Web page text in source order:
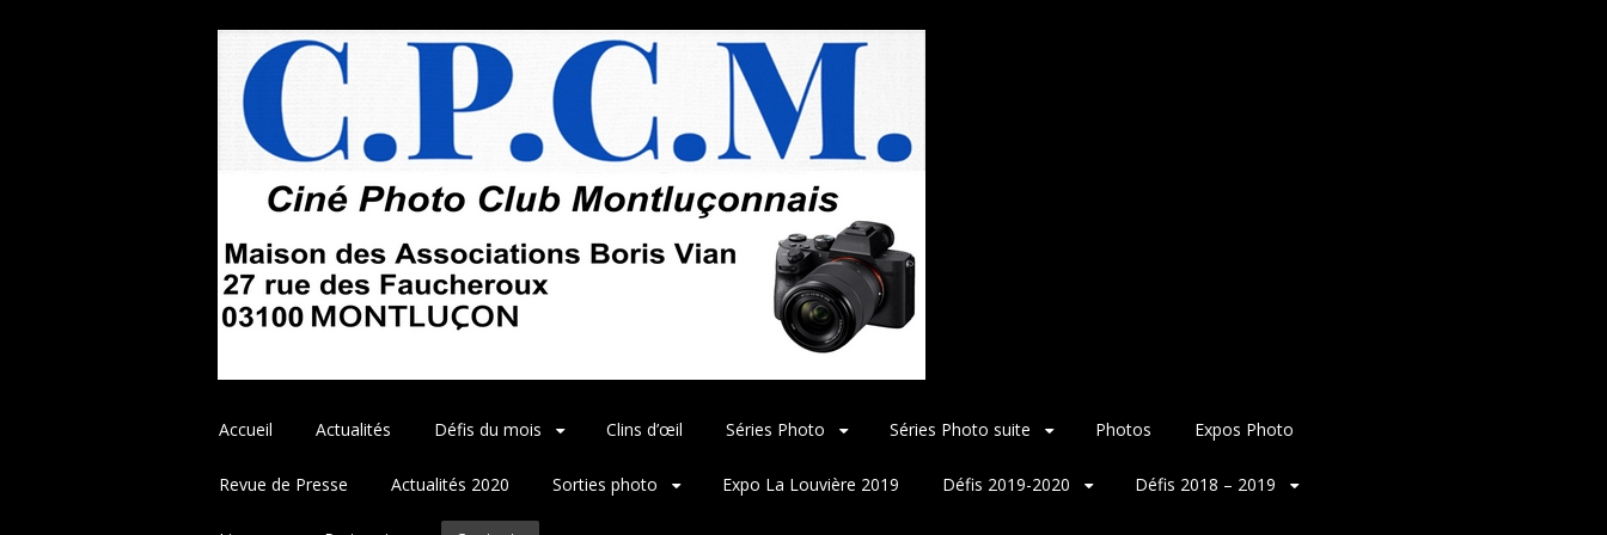
Aller
contenu
Accueil Actualités Défis du mois Clins d’œil Séries Photo Séries Photo suite Photos Expos Photo
Revue de Presse Actualités 2020 Sorties photo Expo La Louvière 2019 Défis 2019-2020 Défis 2018 – 2019